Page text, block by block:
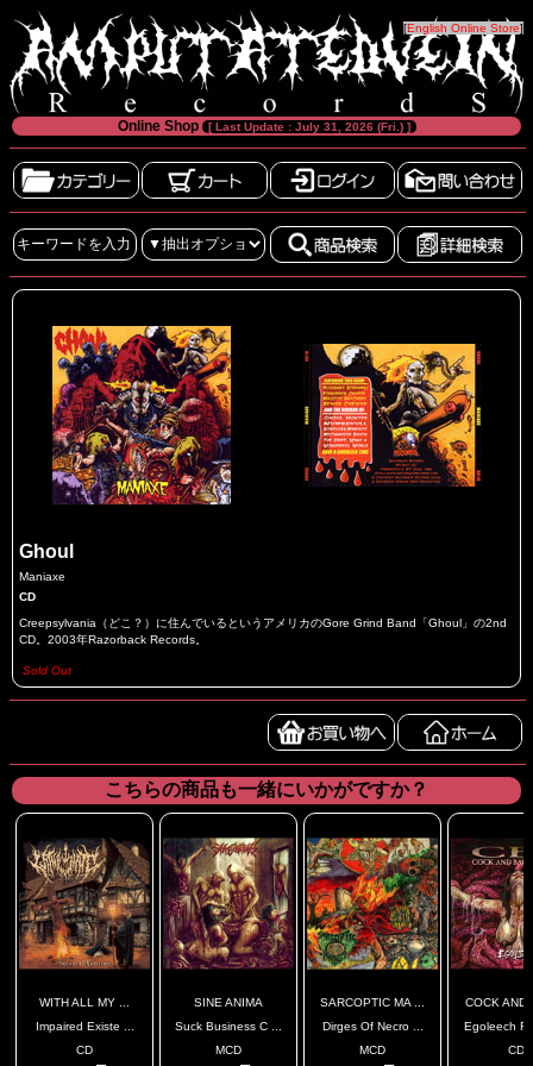
[English Online Store]
Online Shop [ Last Update : July 31, 2026 (Fri.) ]
Ghoul
Maniaxe
CD
Creepsylvania（どこ？）に住んでいるというアメリカのGore Grind Band「Ghoul」の2nd
CD。2003年Razorback Records。
Sold Out
こちらの商品も一緒にいかがですか？
WITH ALL MY ...
Impaired Existe ...
CD
SINE ANIMA
Suck Business C ...
MCD
SARCOPTIC MA ...
Dirges Of Necro ...
MCD
COCK AND
Egoleech
CD